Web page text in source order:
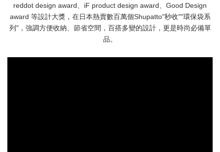
reddot design award、iF product design award、Good Design
award 等設計大獎，在日本熱賣數百萬個Shupatto"秒收""環保袋系
列"，強調方便收納、節省空間，百搭多變的設計，更是時尚必備單
品。